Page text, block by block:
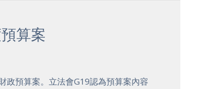
算案
政預算案。立法會G19認為預算案內容